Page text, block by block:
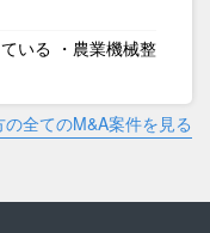
いる ・農業機械整
全てのM&A案件を見る